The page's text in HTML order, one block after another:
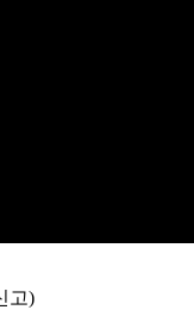
고)